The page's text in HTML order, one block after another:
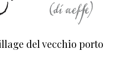
del vecchio porto